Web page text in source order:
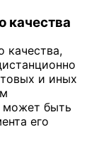
качества
качества,
и иных
может быть
его